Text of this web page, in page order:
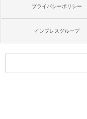
プライバシーポリシー
インプレスグループ